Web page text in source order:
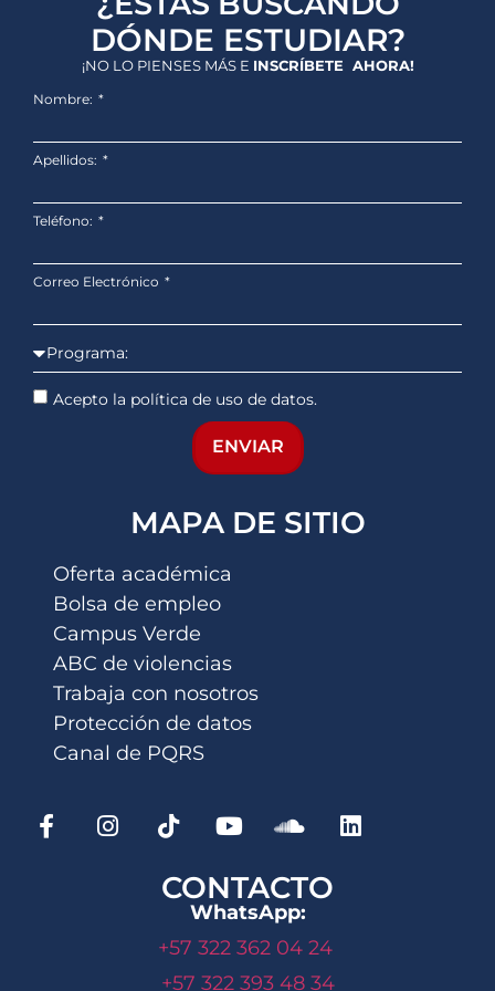
DÓNDE ESTUDIAR?
¡NO LO PIENSES MÁS E INSCRÍBETE AHORA!
Nombre:
Apellidos:
Teléfono:
Correo Electrónico
Acepto la política de uso de datos.
ENVIAR
MAPA DE SITIO
Oferta académica
Bolsa de empleo
Campus Verde
ABC de violencias
Trabaja con nosotros
Protección de datos
Canal de PQRS
CONTACTO
WhatsApp:
+57 322 362 04 24
+57 322 393 48 34